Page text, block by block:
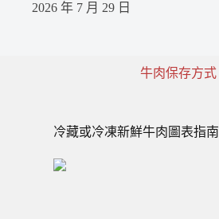
2026 年 7 月 29 日
牛肉保存方式
冷藏或冷凍新鮮牛肉圖表指南